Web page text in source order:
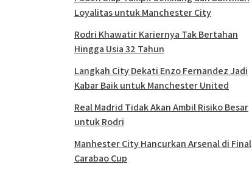
Loyalitas untuk Manchester City
Rodri Khawatir Kariernya Tak Bertahan
Hingga Usia 32 Tahun
Langkah City Dekati Enzo Fernandez Jadi
Kabar Baik untuk Manchester United
Real Madrid Tidak Akan Ambil Risiko Besar
untuk Rodri
Manhester City Hancurkan Arsenal di Final
Carabao Cup